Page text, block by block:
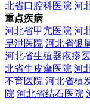
北省口腔科医院 河
重点疾病
河北省甲亢医院 河
早泄医院 河北省银
河北省生殖器疱疹
北省牛皮癣医院 河
不育医院 河北省植
院 河北省结石医院